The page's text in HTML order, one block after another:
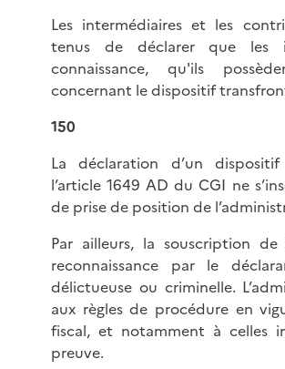
Les intermédiaires et les
tenus de déclarer que les
connaissance, qu'ils
concernant le dispositif
150
La déclaration d’un
l’article 1649 AD du CGI ne
de prise de position de
Par ailleurs, la souscription
reconnaissance par le
délictueuse ou criminelle.
aux règles de procédure en
fiscal, et notamment à celles
preuve.